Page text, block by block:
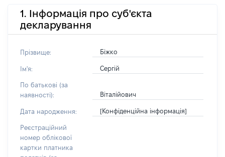
1. Інформація про суб'єкта
декларування
Прізвище: Біжко
Ім'я: Сергій
По батькові (за
наявності):
Віталійович
Дата народження: [Конфіденційна інформація]
Реєстраційний
номер облікової
картки платника